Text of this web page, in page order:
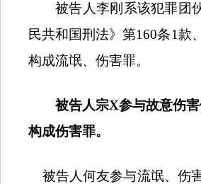
被告人李刚系该犯罪团
民共和国刑法》第160条1款
构成流氓、伤害罪。
被告人宗X参与故意伤
构成伤害罪。
被告人何友参与流氓、伤